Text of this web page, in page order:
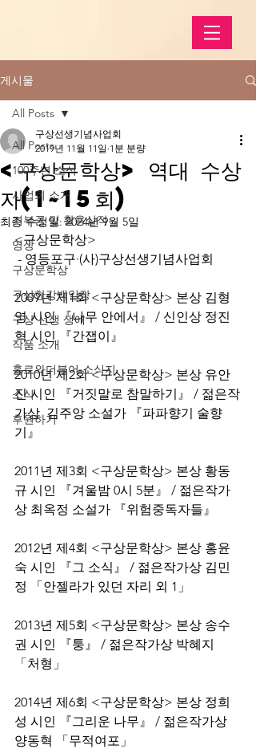
게시물
All Posts
100주년 소식
사업회 소개
기부금 및 활용실적
영상
구상문학상
구상한강백일장
구상 선생 생애
작품 소개
홀로와더불어 소식지
소식
후원하기
All Posts
<구상문학상> 역대 수상
자(1~15회)
구상선생기념사업회
2019년 11월 11일 1분 분량
최종 수정일:2024년 9월 5일
<구상문학상>
- 영등포구·(사)구상선생기념사업회
2009년 제1회 <구상문학상> 본상 김형
영 시인 『나무 안에서』 / 신인상 정진
혁 시인 『간잽이』
2010년 제2회 <구상문학상> 본상 유안
진 시인 『거짓말로 참말하기』 / 젊은작
가상  김주앙 소설가 『파파향기 술향
기』
2011년 제3회 <구상문학상> 본상 황동
규 시인 『겨울밤 0시 5분』 / 젊은작가
상 최옥정 소설가 『위험중독자들』
2012년 제4회 <구상문학상> 본상 홍윤
숙 시인 『그 소식』 / 젊은작가상 김민
정 「안젤라가 있던 자리 외 1」
2013년 제5회 <구상문학상> 본상 송수
권 시인 『퉁』 / 젊은작가상 박혜지
「처형」
2014년 제6회 <구상문학상> 본상 정희
성 시인 『그리운 나무』 / 젊은작가상
양동혁 「무적여포」